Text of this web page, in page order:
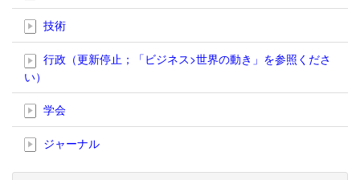
技術
行政（更新停止；「ビジネス>世界の動き」を参照くださ
い）
学会
ジャーナル